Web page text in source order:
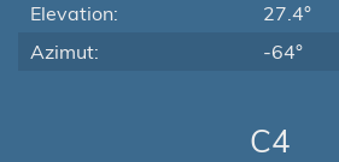
Elevation:
27.4°
Azimut:
-64°
C4